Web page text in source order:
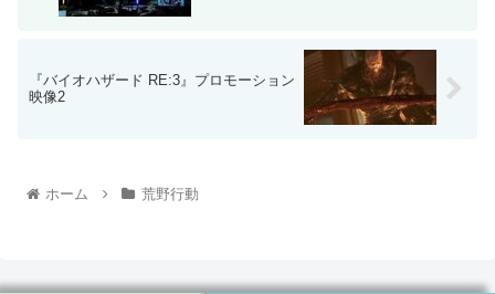
『バイオハザード RE:3』プロモーション
映像2
ホーム 荒野行動